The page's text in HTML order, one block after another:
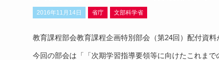
2016年11月14日 省庁 文部科学省
教育課程部会教育課程企画特別部会（第24回）配付資料
今回の部会は「「次期学習指導要領等に向けたこれま